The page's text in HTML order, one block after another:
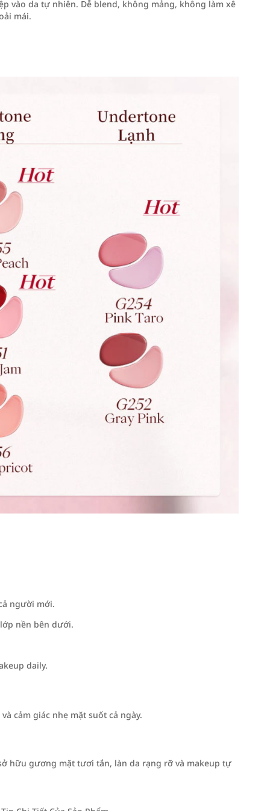
vào da tự nhiên. Dễ blend, không mảng, không làm xê
mái.
người mới.
nền bên dưới.
daily.
cảm giác nhẹ mặt suốt cả ngày.
hữu gương mặt tươi tắn, làn da rạng rỡ và makeup tự